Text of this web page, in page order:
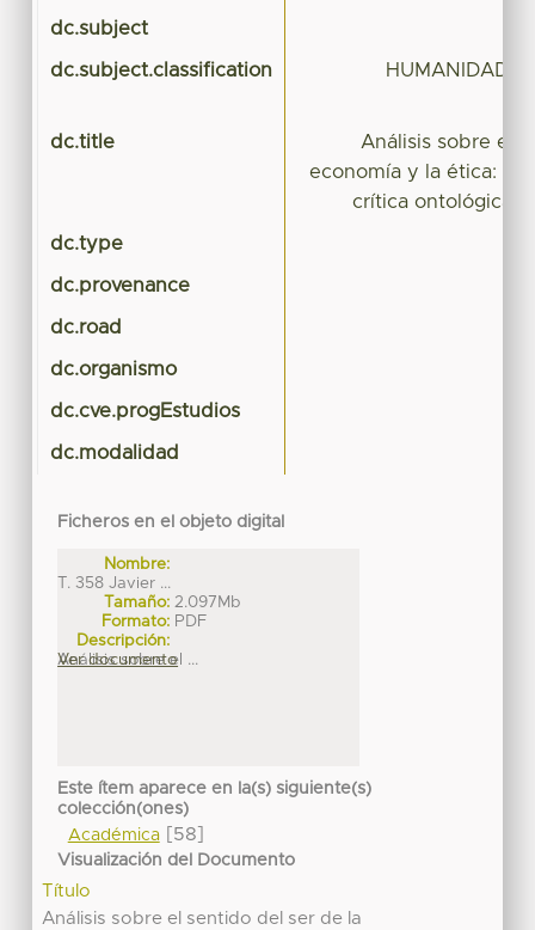
dc.subject
dc.subject.classification
dc.title
Análisis sobre el
economía y la ética:
crítica ontológica
dc.type
dc.provenance
dc.road
dc.organismo
dc.cve.progEstudios
dc.modalidad
Ficheros en el objeto digital
Nombre:
T. 358 Javier ...
Tamaño: 2.097Mb
Formato: PDF
Descripción:
Análisis sobre el ...
Ver documento
Este ítem aparece en la(s) siguiente(s)
colección(ones)
Académica[58]
Visualización del Documento
Título
Análisis sobre el sentido del ser de la